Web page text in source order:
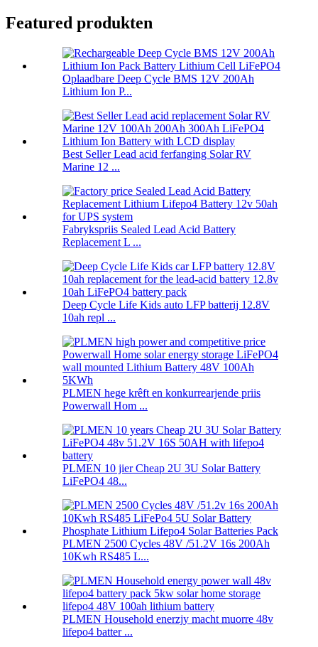
Featured produkten
Oplaadbare Deep Cycle BMS 12V 200Ah
Lithium Ion P...
Best Seller Lead acid ferfanging Solar RV
Marine 12 ...
Fabrykspriis Sealed Lead Acid Battery
Replacement L ...
Deep Cycle Life Kids auto LFP batterij 12.8V
10ah repl ...
PLMEN hege krêft en konkurrearjende priis
Powerwall Hom ...
PLMEN 10 jier Cheap 2U 3U Solar Battery
LiFePO4 48...
PLMEN 2500 Cycles 48V /51.2V 16s 200Ah
10Kwh RS485 L...
PLMEN Household enerzjy macht muorre 48v
lifepo4 batter ...